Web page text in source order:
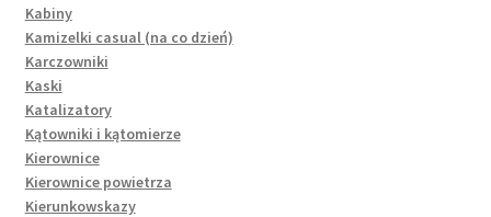
Kabiny
Kamizelki casual (na co dzień)
Karczowniki
Kaski
Katalizatory
Kątowniki i kątomierze
Kierownice
Kierownice powietrza
Kierunkowskazy